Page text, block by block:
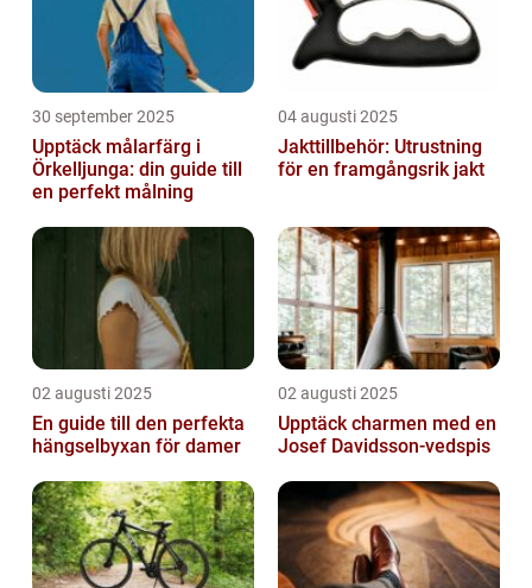
30 september 2025
Upptäck målarfärg i
Örkelljunga: din guide till
en perfekt målning
04 augusti 2025
Jakttillbehör: Utrustning
för en framgångsrik jakt
02 augusti 2025
En guide till den perfekta
hängselbyxan för damer
02 augusti 2025
Upptäck charmen med en
Josef Davidsson-vedspis